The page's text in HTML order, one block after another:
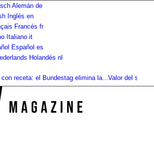
Alemán de
Inglés en
Francés fr
Italiano it
Español es
Holandés nl
el Bundestag elimina la...Valor del suelo de